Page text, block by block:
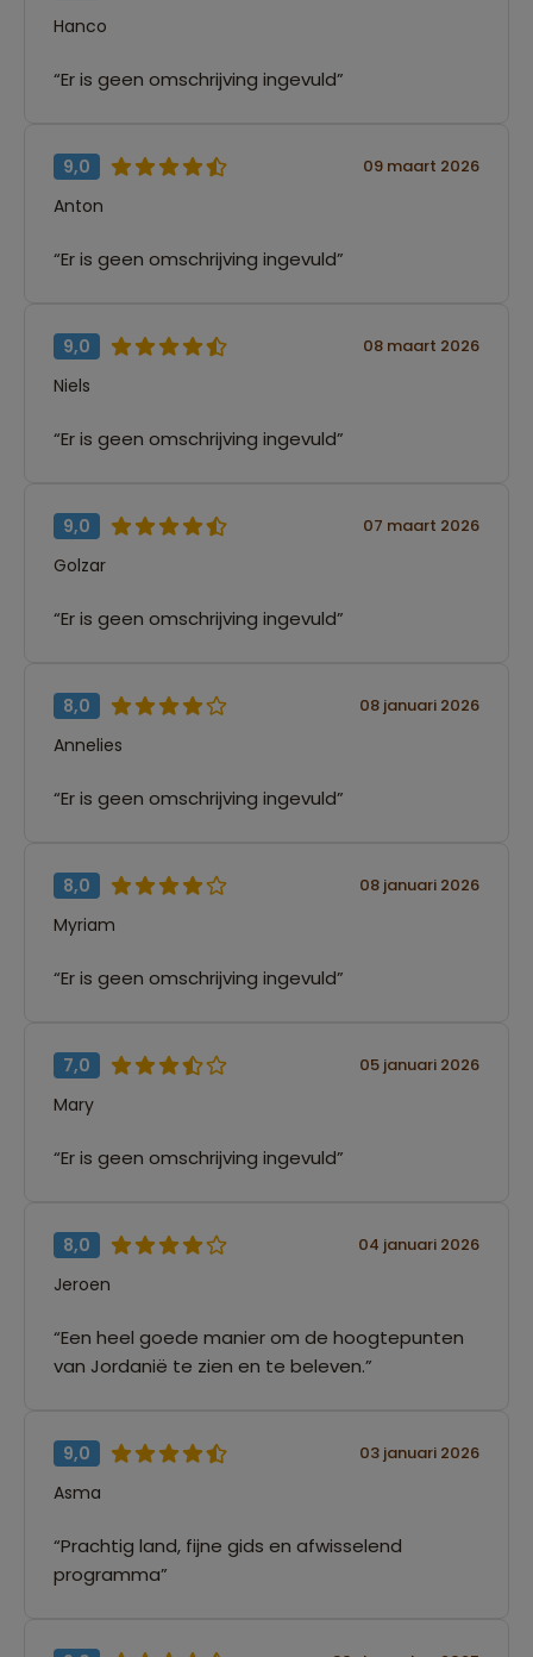
Hanco
“Er is geen omschrijving ingevuld”
9,0 09 maart 2026
Anton
“Er is geen omschrijving ingevuld”
9,0 08 maart 2026
Niels
“Er is geen omschrijving ingevuld”
9,0 07 maart 2026
Golzar
“Er is geen omschrijving ingevuld”
8,0 08 januari 2026
Annelies
“Er is geen omschrijving ingevuld”
8,0 08 januari 2026
Myriam
“Er is geen omschrijving ingevuld”
7,0 05 januari 2026
Mary
“Er is geen omschrijving ingevuld”
8,0 04 januari 2026
Jeroen
“Een heel goede manier om de hoogtepunten
van Jordanië te zien en te beleven.”
9,0 03 januari 2026
Asma
“Prachtig land, fijne gids en afwisselend
programma”